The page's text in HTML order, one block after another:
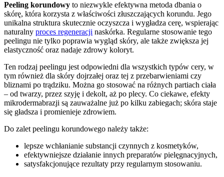
Peeling korundowy to niezwykle efektywna metoda dbania o
skórę, która korzysta z właściwości złuszczających korundu. Jego
unikalna struktura skutecznie oczyszcza i wygładza cerę, wspierając
naturalny proces regeneracji naskórka. Regularne stosowanie tego
peelingu nie tylko poprawia wygląd skóry, ale także zwiększa jej
elastyczność oraz nadaje zdrowy koloryt.
Ten rodzaj peelingu jest odpowiedni dla wszystkich typów cery, w
tym również dla skóry dojrzałej oraz tej z przebarwieniami czy
bliznami po trądziku. Można go stosować na różnych partiach ciała
– od twarzy, przez szyję i dekolt, aż po plecy. Co ciekawe, efekty
mikrodermabrazji są zauważalne już po kilku zabiegach; skóra staje
się gładsza i promienieje zdrowiem.
Do zalet peelingu korundowego należy także:
lepsze wchłanianie substancji czynnych z kosmetyków,
efektywniejsze działanie innych preparatów pielęgnacyjnych,
satysfakcjonujące rezultaty przy regularnym stosowaniu.